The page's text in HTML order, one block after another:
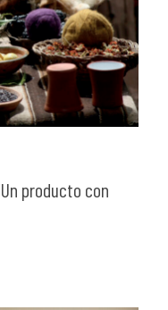
producto con